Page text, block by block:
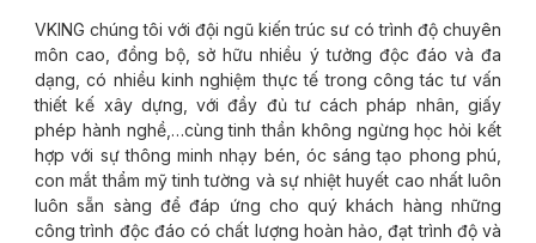
VKING chúng tôi với đội ngũ kiến trúc sư có trình độ chuyên
môn cao, đồng bộ, sở hữu nhiều ý tưởng độc đáo và đa
dạng, có nhiều kinh nghiệm thực tế trong công tác tư vấn
thiết kế xây dựng, với đầy đủ tư cách pháp nhân, giấy
phép hành nghề,…cùng tinh thần không ngừng học hỏi kết
hợp với sự thông minh nhạy bén, óc sáng tạo phong phú,
con mắt thẩm mỹ tinh tường và sự nhiệt huyết cao nhất luôn
luôn sẵn sàng để đáp ứng cho quý khách hàng những
công trình độc đáo có chất lượng hoàn hảo, đạt trình độ và